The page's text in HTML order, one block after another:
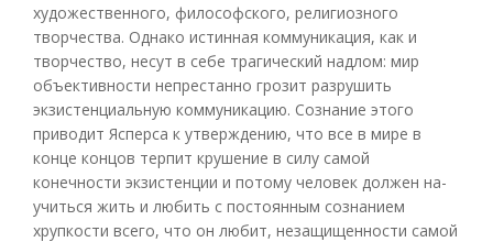
художественного, философского, религиозного
творчества. Однако истинная коммуникация, как и
творчество, несут в себе трагический надлом: мир
объективности непрестанно грозит разрушить
экзистенциальную коммуникацию. Сознание этого
приводит Ясперса к утверждению, что все в мире в
конце концов терпит крушение в силу самой
конечности экзистенции и потому человек должен на-
учиться жить и любить с постоянным сознанием
хрупкости всего, что он любит, незащищенности самой